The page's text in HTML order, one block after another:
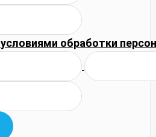
условиями обработки